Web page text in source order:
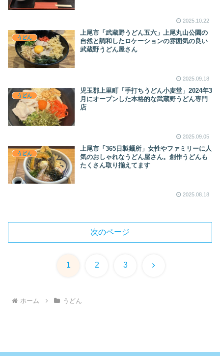
2025.10.22
うどん
上尾市「武蔵野うどん五六」上尾丸山公園の
自然と調和したロケーションの雰囲気の良い
武蔵野うどん屋さん
2025.09.18
うどん
児玉郡上里町「手打ちうどん小麦堂」2024年3
月にオープンした本格的な武蔵野うどん専門
店
2025.09.05
うどん
上尾市「365日製麺所」女性やファミリーに人
気のおしゃれなうどん屋さん。創作うどんも
たくさん取り揃えてます
2025.08.18
次のページ
1 2 3 次
ホーム うどん